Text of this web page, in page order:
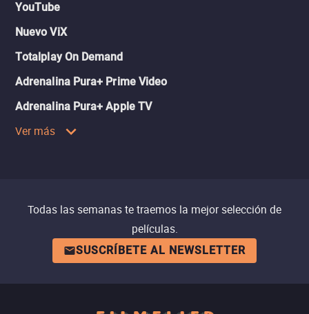
YouTube
Nuevo ViX
Totalplay On Demand
Adrenalina Pura+ Prime Video
Adrenalina Pura+ Apple TV
Ver más
Todas las semanas te traemos la mejor selección de
películas.
SUSCRÍBETE AL NEWSLETTER